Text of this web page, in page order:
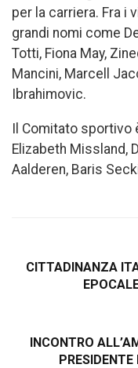
per la carriera. Fra i
grandi nomi come
Totti, Fiona May,
Mancini, Marcell
Ibrahimovic.
Il Comitato
Elizabeth Missland,
Aalderen, Baris
CITTADINANZA
INCONTRO